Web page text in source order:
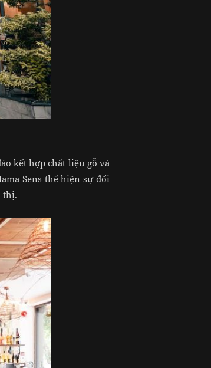
kết hợp chất liệu gỗ và
Sens thể hiện sự đối
thị.